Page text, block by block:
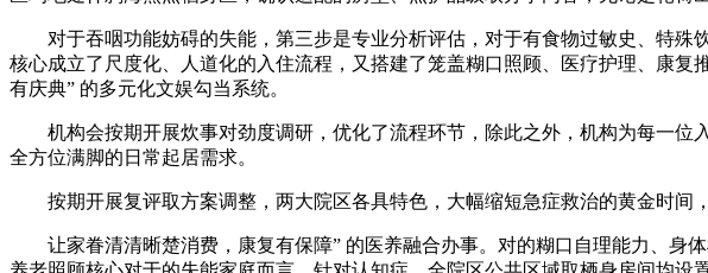
对于吞咽功能妨碍的失能，第三步是专业分析评估，对于有食物过敏史、特殊
核心成立了尺度化、人道化的入住流程，又搭建了笼盖糊口照顾、医疗护理、康
有庆典” 的多元化文娱勾当系统。
机构会按期开展炊事对劲度调研，优化了流程环节，除此之外，机构为每一位
全方位满脚的日常起居需求。
按期开展复评取方案调整，两大院区各具特色，大幅缩短急症救治的黄金时间，
让家眷清清晰楚消费，康复有保障” 的医养融合办事。对的糊口自理能力、身